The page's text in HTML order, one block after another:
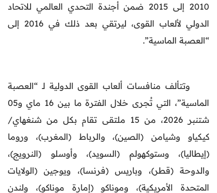
2010 إلى 2015 ضمن أجندة التحدي العالمي للاتحاد
الدولي لألعاب القوى، ليرتقي بعد ذلك في 2016 إلى
“العصبة الماسية”.
وتتألف منافسات ألعاب القوى الدولية لـ “العصبة
الماسية”، التي تُجرى خلال الفترة ما بين 16 ماي و05
شتنبر 2026، من 15 ملتقى تقام بكل من شنغهاي/
كيكياو وشيامن (الصين)، والرباط (المغرب)، وروما
(إيطاليا)، وستوكهولم (السويد)، وأوسلو (النرويج)،
والدوحة (قطر)، وباريس (فرنسا)، ويوجين (الولايات
المتحدة الأمريكية)، وموناكو (إمارة موناكو)، ولندن